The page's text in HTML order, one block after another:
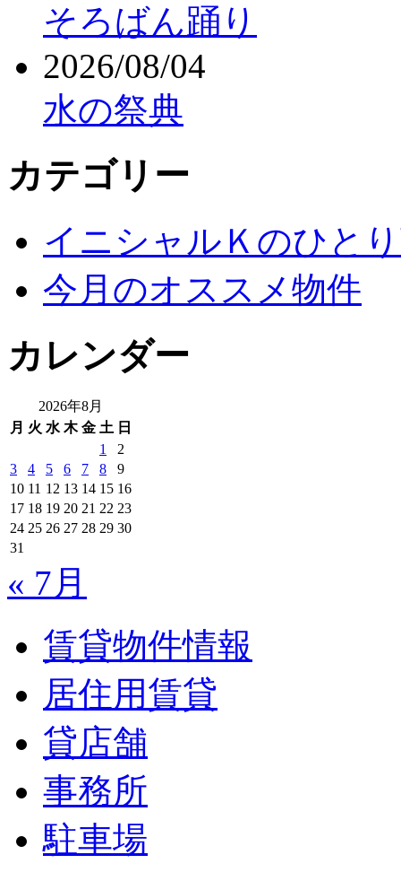
そろばん踊り
2026/08/04
水の祭典
カテゴリー
イニシャルＫのひと
今月のオススメ物件
カレンダー
2026年8月
月 火 水 木 金 土 日
1
2
3
4 5 6 7 8
9
10 11 12 13 14 15 16
17 18 19 20 21 22 23
24 25 26 27 28 29 30
31
« 7月
賃貸物件情報
居住用賃貸
貸店舗
事務所
駐車場